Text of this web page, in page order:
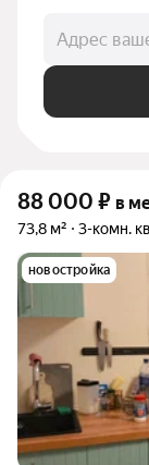
Адрес
88 000 ₽ в
73,8 м² 3-комн.
новостройка